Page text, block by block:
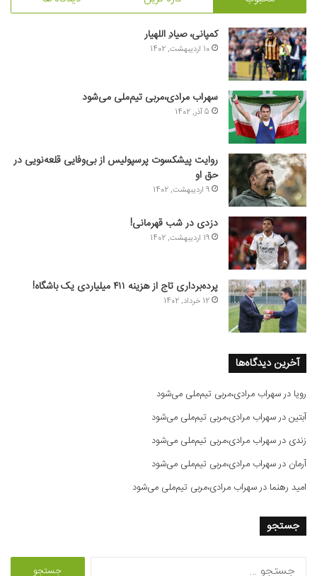
کمپانی، صیادِ اللهیار
10 اردیبهشت, 1402
سهراب مرادی،مربی تیم‌ملی می‌شود
5 آذر, 1402
روایت پیشکسوت پرسپولیس از بی‌وفایی قلعه‌نویی در
حق او
9 اردیبهشت, 1402
دزدی در شب قهرمانی!
19 اردیبهشت, 1402
پرده‌برداری تاج از هزینه ۴۱۱ میلیاردی یک باشگاه!
12 خرداد, 1402
آخرین دیدگاه‌ها
رویا درسهراب مرادی،مربی تیم‌ملی می‌شود
آبتیندرسهراب مرادی،مربی تیم‌ملی می‌شود
زندی درسهراب مرادی،مربی تیم‌ملی می‌شود
آرمان درسهراب مرادی،مربی تیم‌ملی می‌شود
امید رهنما درسهراب مرادی،مربی تیم‌ملی می‌شود
جستجو